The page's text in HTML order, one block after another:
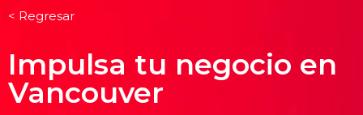
< Regresar
Impulsa tu negocio en
Vancouver